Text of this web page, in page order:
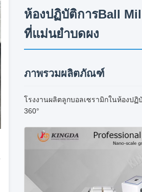
ห้องปฏิบัติการBall
ที่แม่นยำบดผง
ภาพรวมผลิตภัณฑ์
โรงงานผลิตลูกบอลเซรามิกในห้องป
360°